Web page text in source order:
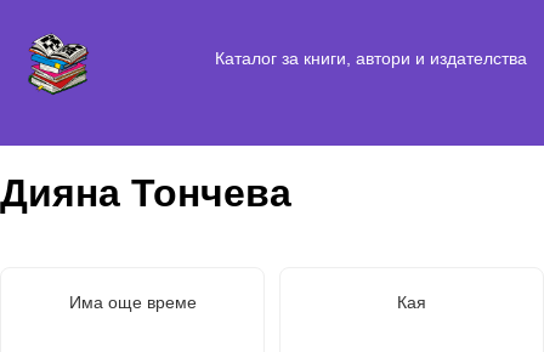
Каталог за книги, автори и издателства
Дияна Тончева
Има още време Кая